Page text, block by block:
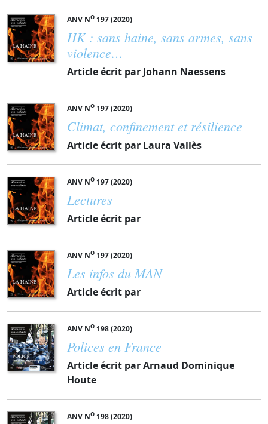
ANV NO 197 (2020)
HK : sans haine, sans armes, sans
violence…
Article écrit par Johann Naessens
ANV NO 197 (2020)
Climat, confinement et résilience
Article écrit par Laura Vallès
ANV NO 197 (2020)
Lectures
Article écrit par
ANV NO 197 (2020)
Les infos du MAN
Article écrit par
ANV NO 198 (2020)
Polices en France
Article écrit par Arnaud Dominique
Houte
ANV NO 198 (2020)